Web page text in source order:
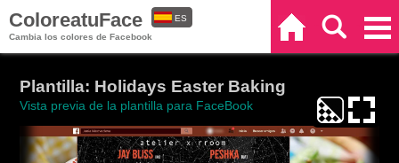
ColoreatuFace
Cambia los colores de Facebook
ES
Plantilla: Holidays Easter Baking
Vista previa de la plantilla para FaceBook